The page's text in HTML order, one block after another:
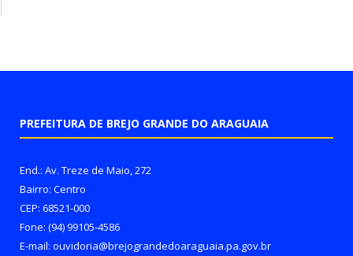
PREFEITURA DE BREJO GRANDE DO ARAGUAIA
End.: Av. Treze de Maio, 272
Bairro: Centro
CEP: 68521-000
Fone: (94) 99105-4586
E-mail: ouvidoria@brejograndedoaraguaia.pa.gov.br